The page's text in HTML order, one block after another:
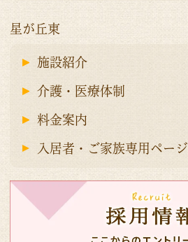
星が丘東
施設紹介
介護・医療体制
料金案内
入居者・ご家族専用ページ